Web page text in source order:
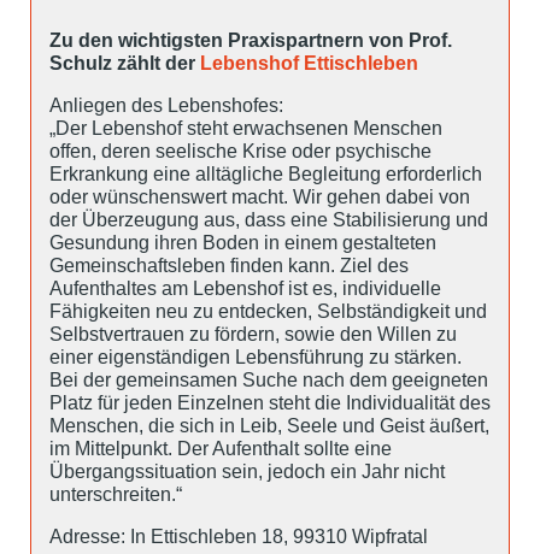
Zu den wichtigsten Praxispartnern von Prof.
Schulz zählt der Lebenshof Ettischleben
Anliegen des Lebenshofes:
„Der Lebenshof steht erwachsenen Menschen
offen, deren seelische Krise oder psychische
Erkrankung eine alltägliche Begleitung erforderlich
oder wünschenswert macht. Wir gehen dabei von
der Überzeugung aus, dass eine Stabilisierung und
Gesundung ihren Boden in einem gestalteten
Gemeinschaftsleben finden kann. Ziel des
Aufenthaltes am Lebenshof ist es, individuelle
Fähigkeiten neu zu entdecken, Selbständigkeit und
Selbstvertrauen zu fördern, sowie den Willen zu
einer eigenständigen Lebensführung zu stärken.
Bei der gemeinsamen Suche nach dem geeigneten
Platz für jeden Einzelnen steht die Individualität des
Menschen, die sich in Leib, Seele und Geist äußert,
im Mittelpunkt. Der Aufenthalt sollte eine
Übergangssituation sein, jedoch ein Jahr nicht
unterschreiten.“
Adresse: In Ettischleben 18, 99310 Wipfratal